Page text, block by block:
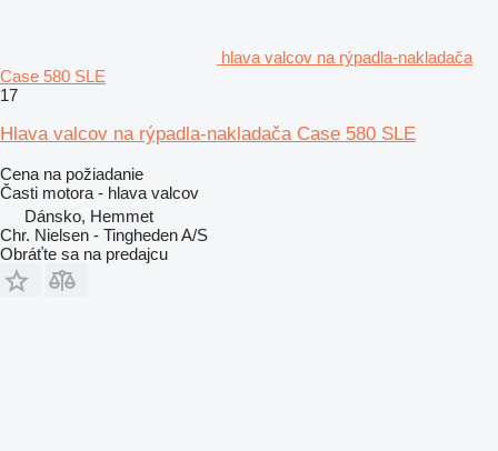
hlava valcov na rýpadla-nakladača
Case 580 SLE
17
Hlava valcov na rýpadla-nakladača Case 580 SLE
Cena na požiadanie
Časti motora - hlava valcov
Dánsko, Hemmet
Chr. Nielsen - Tingheden A/S
Obráťte sa na predajcu